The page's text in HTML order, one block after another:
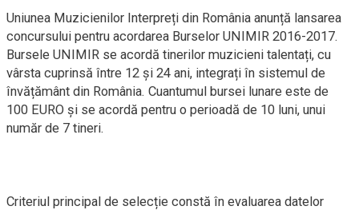
Uniunea Muzicienilor Interpreți din România anunță lansarea
concursului pentru acordarea Burselor UNIMIR 2016-2017.
Bursele UNIMIR se acordă tinerilor muzicieni talentați, cu
vârsta cuprinsă între 12 și 24 ani, integrați în sistemul de
învățământ din România. Cuantumul bursei lunare este de
100 EURO și se acordă pentru o perioadă de 10 luni, unui
număr de 7 tineri.
Criteriul principal de selecție constă în evaluarea datelor